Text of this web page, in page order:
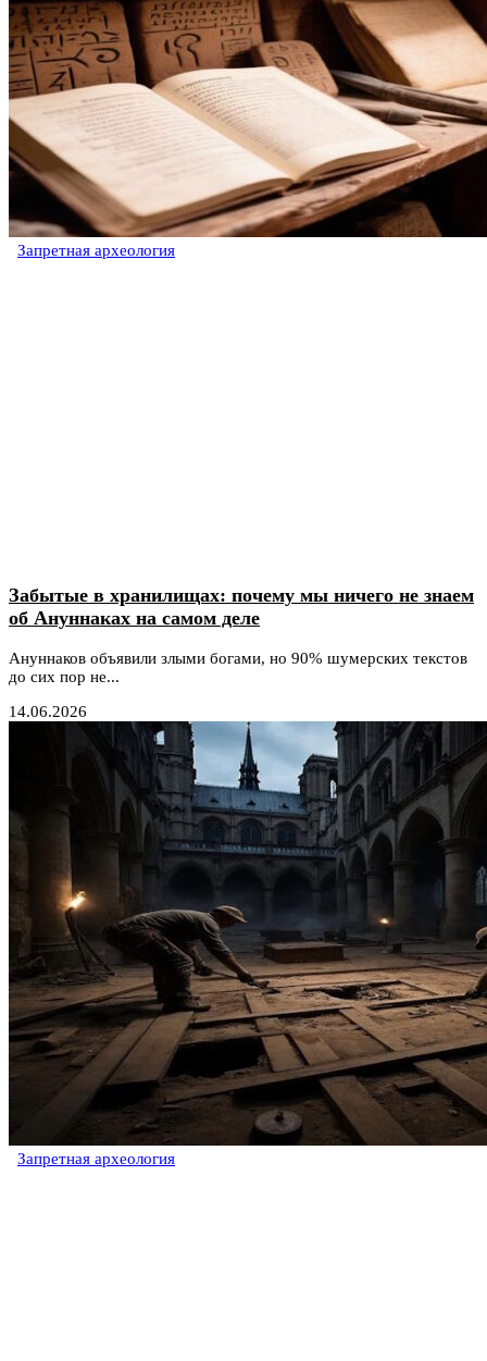
Запретная археология
Забытые в хранилищах: почему мы ничего не знаем
об Ануннаках на самом деле
Ануннаков объявили злыми богами, но 90% шумерских текстов
до сих пор не...
14.06.2026
Запретная археология